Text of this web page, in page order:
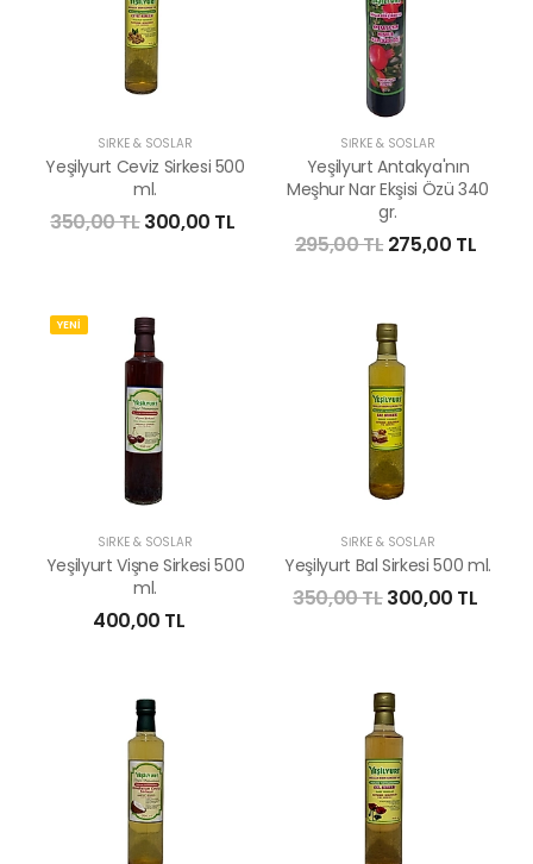
SİRKE & SOSLAR
Yeşilyurt Ceviz Sirkesi 500
ml.
350,00 TL300,00 TL
SİRKE & SOSLAR
Yeşilyurt Antakya'nın
Meşhur Nar Ekşisi Özü 340
gr.
295,00 TL 275,00 TL
YENİ
SİRKE & SOSLAR
Yeşilyurt Vişne Sirkesi 500
ml.
400,00 TL
SİRKE & SOSLAR
Yeşilyurt Bal Sirkesi 500 ml.
350,00 TL300,00 TL